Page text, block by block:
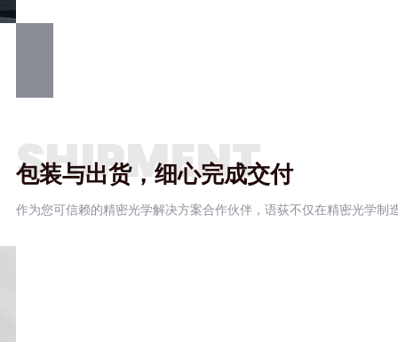
SHIPMENT
包装与出货，细心完成交付
作为您可信赖的精密光学解决方案合作伙伴，语荻不仅在精密光学